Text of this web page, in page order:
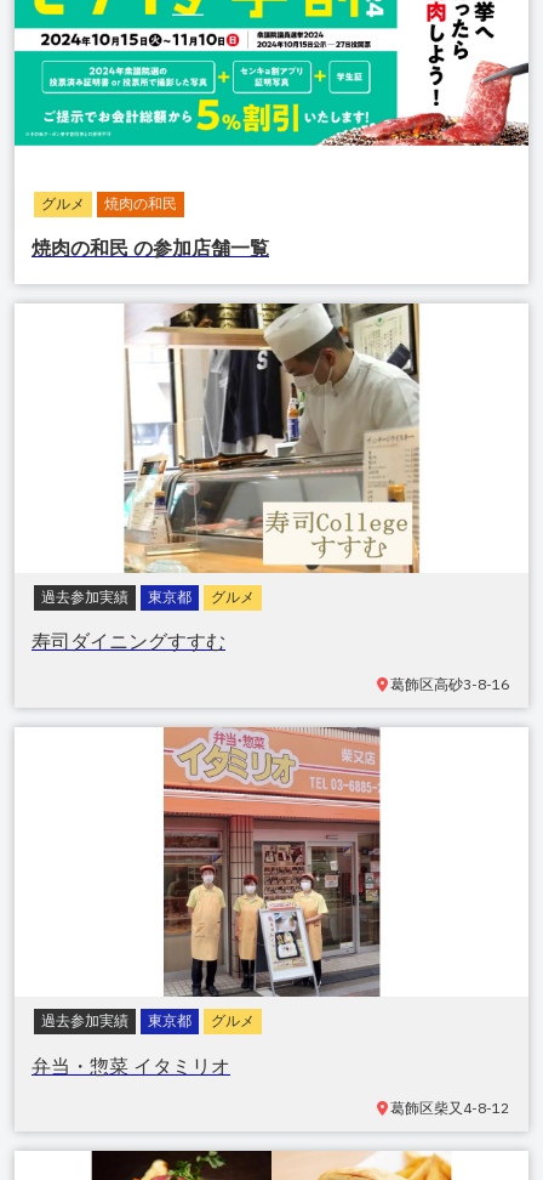
グルメ 焼肉の和民
焼肉の和民 の参加店舗一覧
過去参加実績 東京都 グルメ
寿司ダイニングすすむ
葛飾区高砂3-8-16
過去参加実績 東京都 グルメ
弁当・惣菜 イタミリオ
葛飾区柴又4-8-12